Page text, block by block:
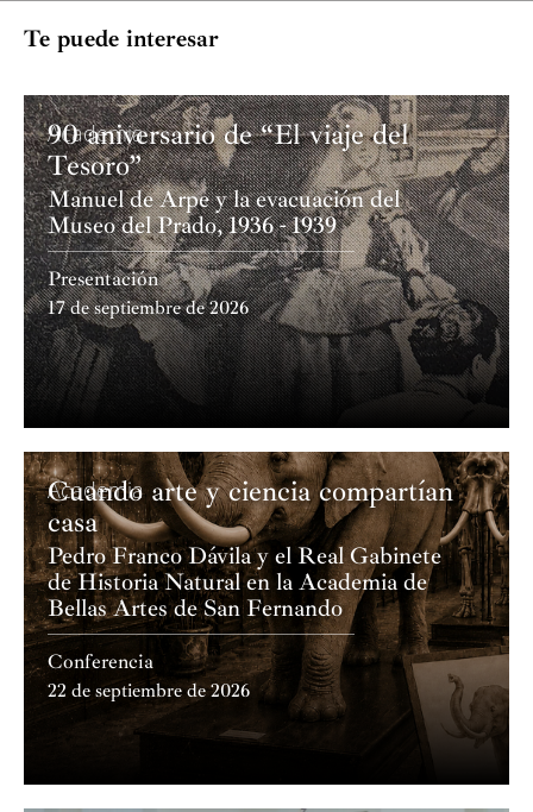
Archilaúd
Carmen Suárez Gonzalo
Guitarras barrocas
Marta Villar Lucas y Jorge Sáez del Moral
Percusión
Salvador Hernández Díaz
Señora de Monserrat y en la Real Academia de Bellas
Artes de San Fernando.
Te puede interesar
Academia
90 aniversario de “El viaje del
Tesoro”
Manuel de Arpe y la evacuación del
Museo del Prado, 1936 - 1939
Presentación
17 de septiembre de 2026
Academia
Cuando arte y ciencia compartían
casa
Pedro Franco Dávila y el Real Gabinete
de Historia Natural en la Academia de
Bellas Artes de San Fernando
Conferencia
22 de septiembre de 2026